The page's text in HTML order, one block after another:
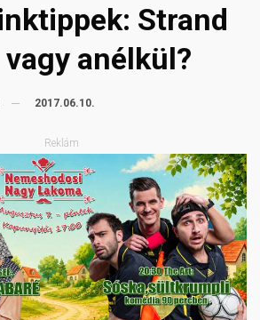
Strand
anélkül?
2017.06.10.
Reklám